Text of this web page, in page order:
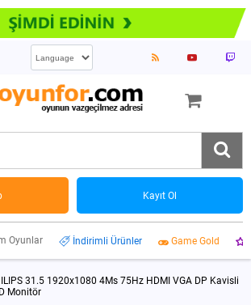
Kayıt Ol
Oyunlar İndirimli Ürünler Game Gold
31.5 1920x1080 4Ms 75Hz HDMI VGA DP Kavisli
Monitör